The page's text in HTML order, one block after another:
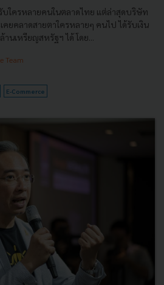
ใครหลายคนในตลาดไทย แต่ล่าสุดบริษัท
ยคลาดสายตาใครหลายๆ คนไป ได้รับเงิน
นเหรียญสหรัฐฯ ได้ โดย...
Team
E-Commerce